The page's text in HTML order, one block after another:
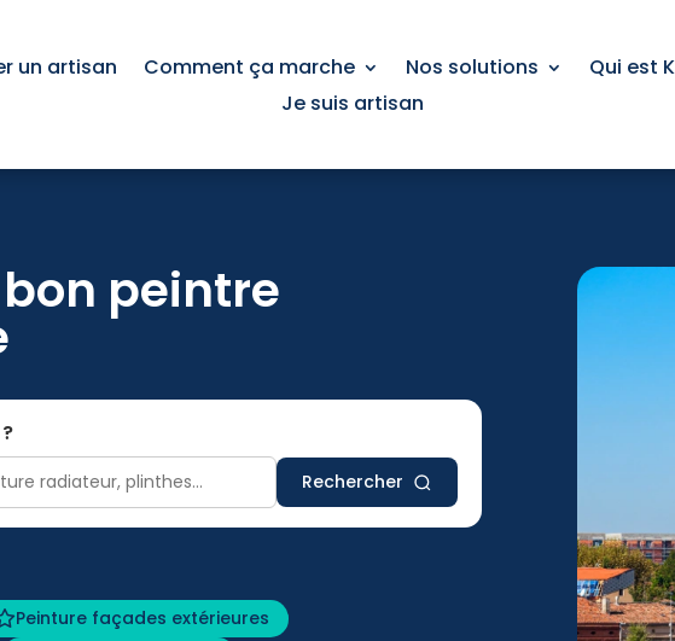
un artisan Comment ça marche Nos solutions
Qui est
Je suis artisan
peintre
Rechercher
Peinture façades extérieures